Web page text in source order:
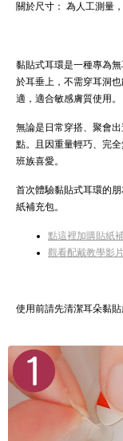
關於尺寸： 為人工測量
黏貼式耳環是一種專為
於耳垂上，不需穿耳洞
適，適合敏感膚質使用。
無論是日常穿搭、聚會
點。且因重量輕巧、完
班族喜愛。
首次體驗黏貼式耳環的
紙補充包。
點這裡加購貼紙
觀看配戴教學影
使用前請先清潔耳朵黏